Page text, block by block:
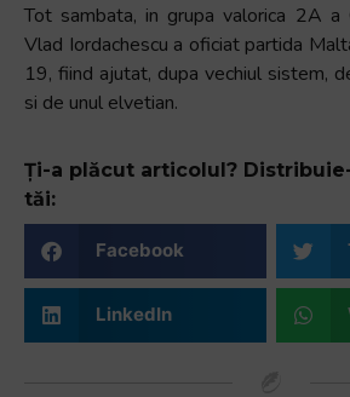
Tot sambata, in grupa valorica 2A a
Vlad Iordachescu a oficiat partida
19, fiind ajutat, dupa vechiul sistem,
si de unul elvetian.
Ți-a plăcut articolul?
tăi:
Facebook
LinkedIn